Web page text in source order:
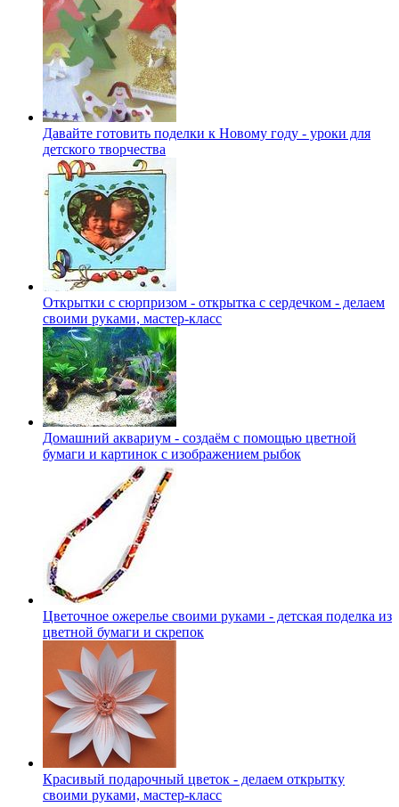
Давайте готовить поделки к Новому году - уроки для
детского творчества
Открытки с сюрпризом - открытка с сердечком - делаем
своими руками, мастер-класс
Домашний аквариум - создаём с помощью цветной
бумаги и картинок с изображением рыбок
Цветочное ожерелье своими руками - детская поделка из
цветной бумаги и скрепок
Красивый подарочный цветок - делаем открытку
своими руками, мастер-класс